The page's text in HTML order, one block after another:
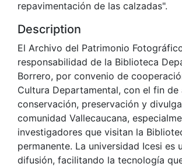
repavimentación de las calzadas".
Description
El Archivo del Patrimonio
responsabilidad de la Biblioteca
Borrero, por convenio de
Cultura Departamental, con el fin de
conservación, preservación y
comunidad Vallecaucana,
investigadores que visitan la
permanente. La universidad Icesi
difusión, facilitando la tecnología